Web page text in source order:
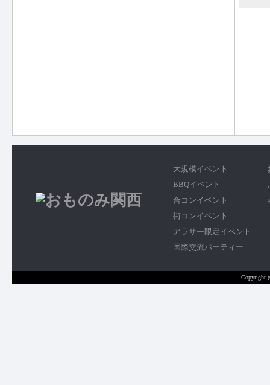
大規模イベント
BBQイベント
合コンイベント
街コンイベント
アラサー限定イベント
国際交流パーティー
Copyright